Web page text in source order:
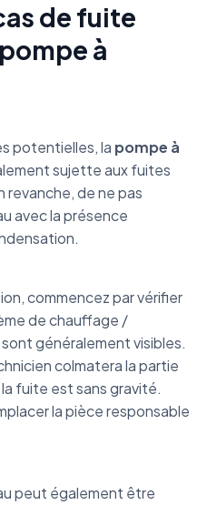
de fuite
à
potentielles, la pompe à
sujette aux fuites
revanche, de ne pas
avec la présence
commencez par vérifier
de chauffage /
généralement visibles.
colmatera la partie
fuite est sans gravité.
la pièce responsable
peut également être